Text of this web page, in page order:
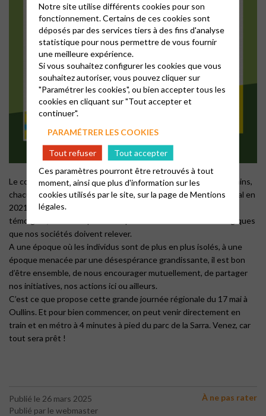
Le constat est connu et partagé : la planète va mal et les humains,
chacun d’entre nous, y contribuent. Depuis son synode national en
2021, l’Église protestante unie de France s’est engagée pour
témoigner, nourrir et porter l’Espérance face aux défis écologiques
que nos sociétés doivent relever.
A une époque où les individus sont de plus en plus isolés, à une
époque menacée par une désespérance grandissante, il est bon
d’être ensemble, de nous encourager mutuellement, de partager
nos initiatives, nos actions ici ou ailleurs.
C’est ce que propose cette grande journée régionale du 17 mai à
Oullins. Et pour bien commencer, on peut venir directement en
train et en métro à 4 minutes à pied du parc de la Sarra. Venez, car
tout sera prêt !
Publié le 26 mars 2025
Publié par le webmaster
À ne pas rater
Notre site utilise différents cookies pour son
fonctionnement. Certains de ces cookies sont
déposés par des services tiers à des fins d'analyse
statistique pour nous permettre de vous fournir
une meilleure expérience.
Si vous souhaitez configurer les cookies que vous
souhaitez autoriser, vous pouvez cliquer sur
"Paramétrer les cookies", ou bien accepter tous les
cookies en cliquant sur "Tout accepter et
continuer".
PARAMÉTRER LES COOKIES
Tout refuser
Tout accepter
Ces paramètres pourront être retrouvés à tout
moment, ainsi que plus d'information sur les
cookies utilisés par le site, sur la page deMentions
légales.